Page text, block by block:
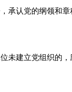
认党的纲领和
建立党组织的